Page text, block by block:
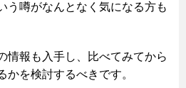
う噂がなんとなく気になる方も
情報も入手し、比べてみてから
かを検討するべきです。